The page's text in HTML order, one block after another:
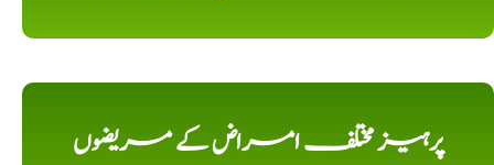
پرہیز مختلف امراض کے مریضوں